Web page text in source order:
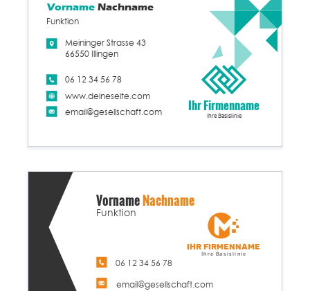
www.deineseite.com
email@gesellschaft.com
06 12 34 56 78
Funktion
Meininger Strasse 43
66550 Illingen
Vorname Nachname
Ihr Firmenname
Ihre Basislinie
06 12 34 56 78
email@gesellschaft.com
Funktion
VornameNachname
Ihr Firmenname
Ihre Basislinie